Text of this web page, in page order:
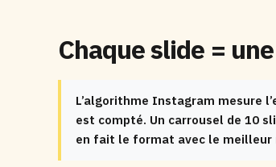
Chaque slide =
L’algorithme Instagram mesure
est compté. Un carrousel de 10
en fait le format avec le meilleur